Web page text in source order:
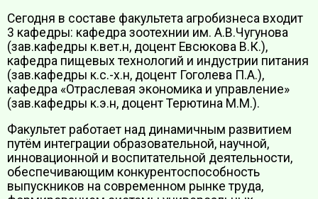
Сегодня в составе факультета агробизнеса входит
3 кафедры: кафедра зоотехнии им. А.В.Чугунова
(зав.кафедры к.вет.н, доцент Евсюкова В.К.),
кафедра пищевых технологий и индустрии питания
(зав.кафедры к.с.-х.н, доцент Гоголева П.А.),
кафедра «Отраслевая экономика и управление»
(зав.кафедры к.э.н, доцент Терютина М.М.).
Факультет работает над динамичным развитием
путём интеграции образовательной, научной,
инновационной и воспитательной деятельности,
обеспечивающим конкурентоспособность
выпускников на современном рынке труда,